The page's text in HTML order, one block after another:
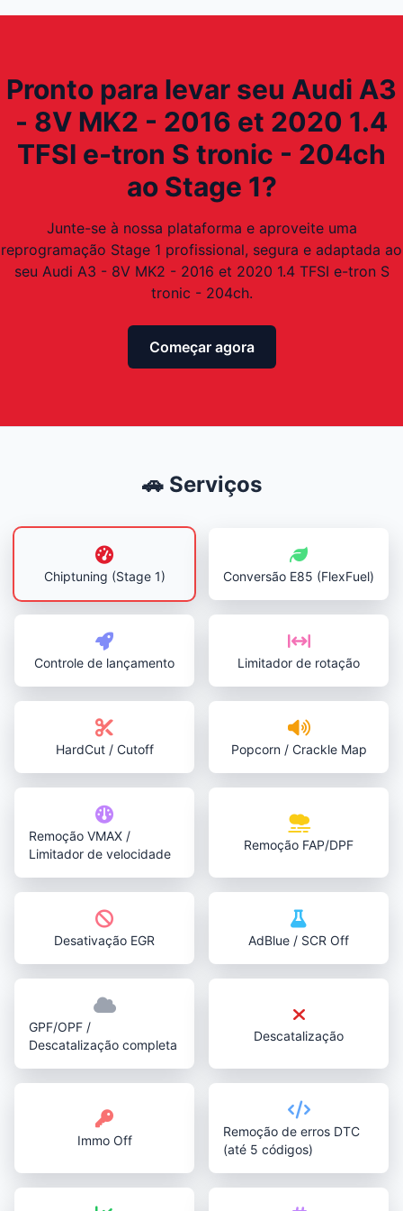
Pronto para levar seu Audi A3
- 8V MK2 - 2016 et 2020 1.4
TFSI e-tron S tronic - 204ch
ao Stage 1?
Junte-se à nossa plataforma e aproveite uma
reprogramação Stage 1 profissional, segura e adaptada ao
seu Audi A3 - 8V MK2 - 2016 et 2020 1.4 TFSI e-tron S
tronic - 204ch.
Começar agora
🚗 Serviços
Chiptuning (Stage 1) Conversão E85 (FlexFuel)
Controle de lançamento Limitador de rotação
HardCut / Cutoff Popcorn / Crackle Map
Remoção VMAX /
Limitador de velocidade
Remoção FAP/DPF
Desativação EGR AdBlue / SCR Off
GPF/OPF /
Descatalização completa
Descatalização
Immo Off
Remoção de erros DTC
(até 5 códigos)